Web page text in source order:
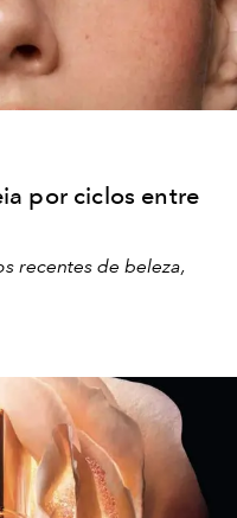
por ciclos entre
recentes de beleza,